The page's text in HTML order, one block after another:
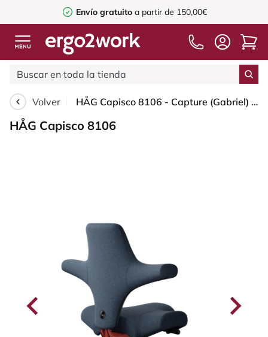
Envío gratuito a partir de 150,00€
Volver HÅG Capisco 8106 - Capture (Gabriel) - Lana / Poliamida - CPT6001 - Dark blue - Blush Rose - 150mm (seat height 40–55cm) - Soft castors for hard floors
HÅG Capisco 8106